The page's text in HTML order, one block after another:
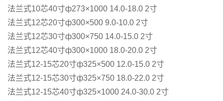
法兰式10芯40寸ф273×1000 14.0-18.0 2寸
法兰式12芯20寸ф300×500 9.0-10.0 2寸
法兰式12芯30寸ф300×750 14.0-15.0 2寸
法兰式12芯40寸ф300×1000 18.0-20.0 2寸
法兰式12-15芯20寸ф325×500 12.0-15.0 2寸
法兰式12-15芯30寸ф325×750 18.0-22.0 2寸
法兰式12-15芯40寸ф325×1000 24.0-30.0 2寸